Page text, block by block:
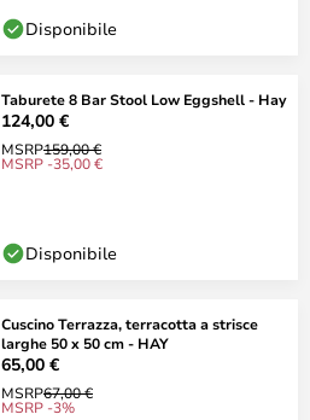
Disponibile
Taburete 8 Bar Stool Low Eggshell - Hay
124,00 €
MSRP159,00 €
MSRP -35,00 €
Disponibile
Cuscino Terrazza, terracotta a strisce
larghe 50 x 50 cm - HAY
65,00 €
MSRP67,00 €
MSRP -3%